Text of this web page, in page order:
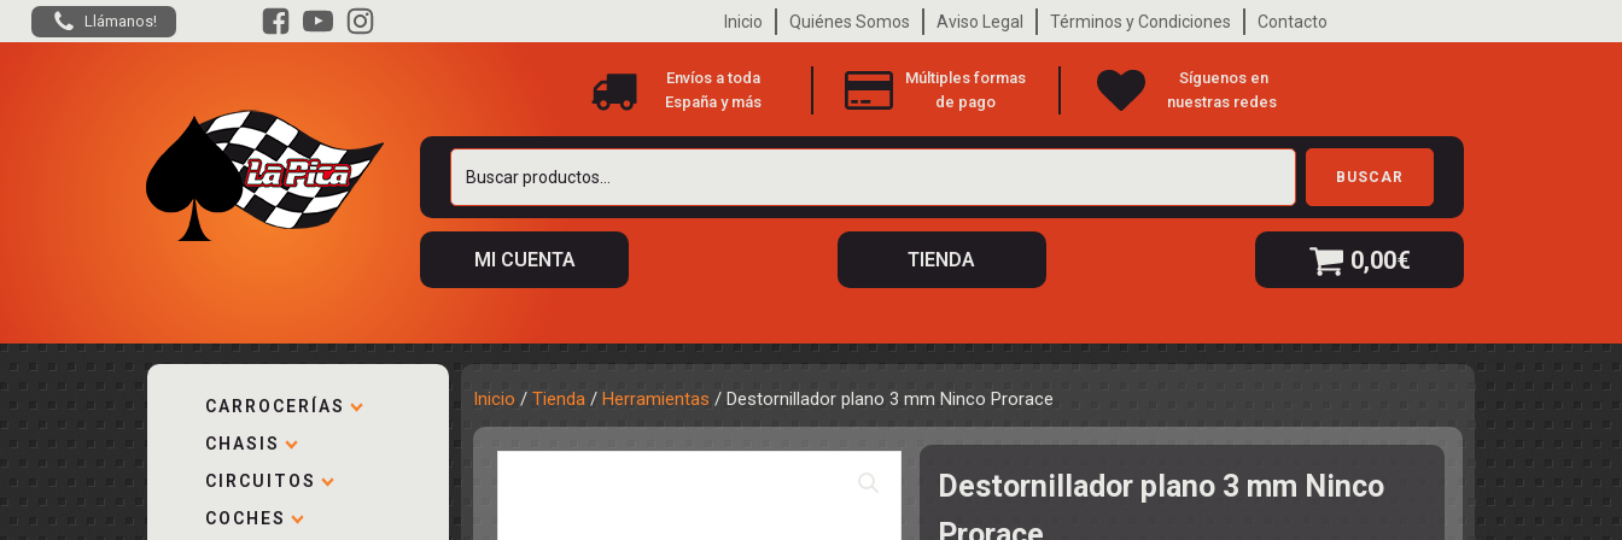
Llámanos! Inicio Quiénes Somos Aviso Legal Términos y Condiciones Contacto
Envíos a toda
España y más
Múltiples formas
de pago
Síguenos en
nuestras redes
Buscar
BUSCAR
MI CUENTA TIENDA 0,00€
CARROCERÍAS
CHASIS
CIRCUITOS
COCHES
Inicio / Tienda / Herramientas / Destornillador plano 3 mm Ninco Prorace
Destornillador plano 3 mm Ninco